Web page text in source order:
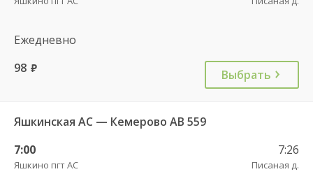
Ежедневно
98 руб. Выбрать
Яшкинская АС — Кемерово АВ 559
7:00
Яшкино пгт АС
7:26
Писаная д.